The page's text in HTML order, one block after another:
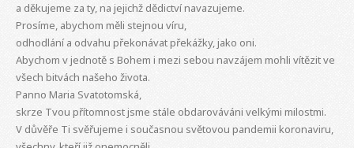
a děkujeme za ty, na jejichž dědictví navazujeme.
Prosíme, abychom měli stejnou víru,
odhodlání a odvahu překonávat překážky, jako oni.
Abychom v jednotě s Bohem i mezi sebou navzájem mohli vítězit ve
všech bitvách našeho života.
Panno Maria Svatotomská,
skrze Tvou přítomnost jsme stále obdarováváni velkými milostmi.
V důvěře Ti svěřujeme i současnou světovou pandemii koronaviru,